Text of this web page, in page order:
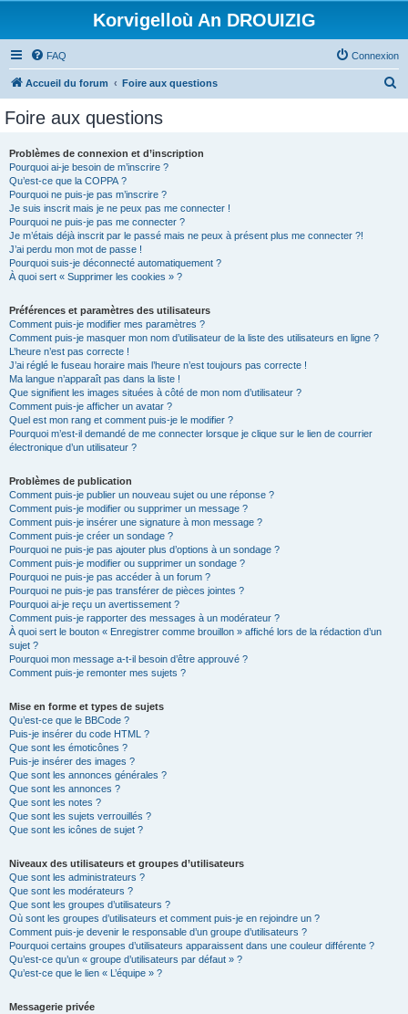
Korvigelloù An DROUIZIG
FAQ Connexion
Accueil du forum Foire aux questions
Foire aux questions
Problèmes de connexion et d’inscription
Pourquoi ai-je besoin de m’inscrire ?
Qu’est-ce que la COPPA ?
Pourquoi ne puis-je pas m’inscrire ?
Je suis inscrit mais je ne peux pas me connecter !
Pourquoi ne puis-je pas me connecter ?
Je m’étais déjà inscrit par le passé mais ne peux à présent plus me connecter ?!
J’ai perdu mon mot de passe !
Pourquoi suis-je déconnecté automatiquement ?
À quoi sert « Supprimer les cookies » ?
Préférences et paramètres des utilisateurs
Comment puis-je modifier mes paramètres ?
Comment puis-je masquer mon nom d’utilisateur de la liste des utilisateurs en ligne ?
L’heure n’est pas correcte !
J’ai réglé le fuseau horaire mais l’heure n’est toujours pas correcte !
Ma langue n’apparaît pas dans la liste !
Que signifient les images situées à côté de mon nom d’utilisateur ?
Comment puis-je afficher un avatar ?
Quel est mon rang et comment puis-je le modifier ?
Pourquoi m’est-il demandé de me connecter lorsque je clique sur le lien de courrier
électronique d’un utilisateur ?
Problèmes de publication
Comment puis-je publier un nouveau sujet ou une réponse ?
Comment puis-je modifier ou supprimer un message ?
Comment puis-je insérer une signature à mon message ?
Comment puis-je créer un sondage ?
Pourquoi ne puis-je pas ajouter plus d’options à un sondage ?
Comment puis-je modifier ou supprimer un sondage ?
Pourquoi ne puis-je pas accéder à un forum ?
Pourquoi ne puis-je pas transférer de pièces jointes ?
Pourquoi ai-je reçu un avertissement ?
Comment puis-je rapporter des messages à un modérateur ?
À quoi sert le bouton « Enregistrer comme brouillon » affiché lors de la rédaction d’un
sujet ?
Pourquoi mon message a-t-il besoin d’être approuvé ?
Comment puis-je remonter mes sujets ?
Mise en forme et types de sujets
Qu’est-ce que le BBCode ?
Puis-je insérer du code HTML ?
Que sont les émoticônes ?
Puis-je insérer des images ?
Que sont les annonces générales ?
Que sont les annonces ?
Que sont les notes ?
Que sont les sujets verrouillés ?
Que sont les icônes de sujet ?
Niveaux des utilisateurs et groupes d’utilisateurs
Que sont les administrateurs ?
Que sont les modérateurs ?
Que sont les groupes d’utilisateurs ?
Où sont les groupes d’utilisateurs et comment puis-je en rejoindre un ?
Comment puis-je devenir le responsable d’un groupe d’utilisateurs ?
Pourquoi certains groupes d’utilisateurs apparaissent dans une couleur différente ?
Qu’est-ce qu’un « groupe d’utilisateurs par défaut » ?
Qu’est-ce que le lien « L’équipe » ?
Messagerie privée